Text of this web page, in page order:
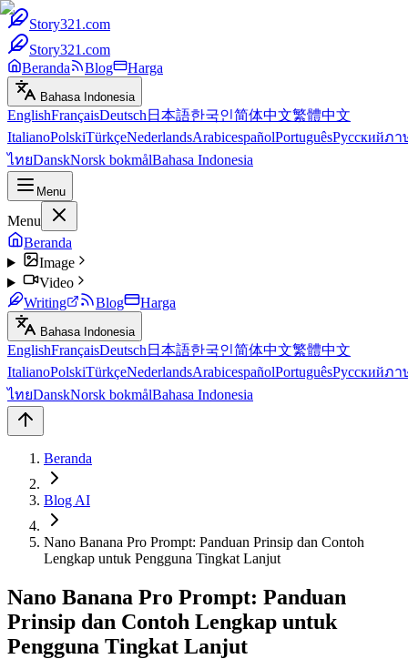
Story321.com
Story321.com
Beranda
Blog Harga
Bahasa Indonesia
EnglishFrançaisDeutsch 日本語한국인简体中文繁體中文
ItalianoPolskiTürkçeNederlandsArabicespañolPortuguêsРусскийภา
ไทยDanskNorsk bokmålBahasa Indonesia
Menu
Menu
Beranda
Image
Video
Writing
Blog Harga
Bahasa Indonesia
EnglishFrançaisDeutsch 日本語한국인简体中文繁體中文
ItalianoPolskiTürkçeNederlandsArabicespañolPortuguêsРусскийภา
ไทยDanskNorsk bokmålBahasa Indonesia
Beranda
Blog AI
Nano Banana Pro Prompt: Panduan Prinsip dan Contoh
Lengkap untuk Pengguna Tingkat Lanjut
Nano Banana Pro Prompt: Panduan
Prinsip dan Contoh Lengkap untuk
Pengguna Tingkat Lanjut